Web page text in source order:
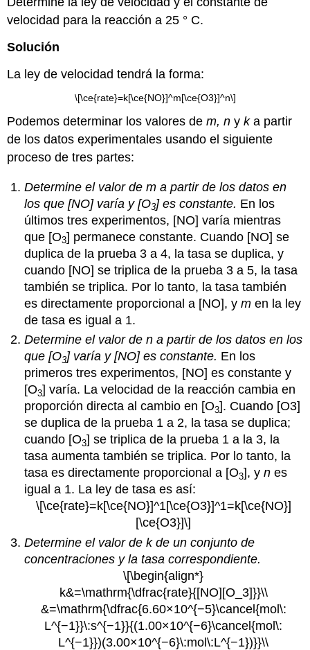
velocidad para la reacción a 25 ° C.
Solución
La ley de velocidad tendrá la forma:
\[\ce{rate}=k[\ce{NO}]^m[\ce{O3}]^n\]
Podemos determinar los valores dem, n yka partir
de los datos experimentales usando el siguiente
proceso de tres partes:
Determine el valor de m a partir de los datos en
los que [NO] varía y [O3] es constante. En los
últimos tres experimentos, [NO] varía mientras
que [O3] permanece constante. Cuando [NO] se
duplica de la prueba 3 a 4, la tasa se duplica, y
cuando [NO] se triplica de la prueba 3 a 5, la tasa
también se triplica. Por lo tanto, la tasa también
es directamente proporcional a [NO], ym en la ley
de tasa es igual a 1.
Determine el valor de n a partir de los datos en los
que [O3] varía y [NO] es constante. En los
primeros tres experimentos, [NO] es constante y
[O3] varía. La velocidad de la reacción cambia en
proporción directa al cambio en [O3]. Cuando [O3]
se duplica de la prueba 1 a 2, la tasa se duplica;
cuando [O3] se triplica de la prueba 1 a la 3, la
tasa aumenta también se triplica. Por lo tanto, la
tasa es directamente proporcional a [O3], yn es
igual a 1. La ley de tasa es así:
\[\ce{rate}=k[\ce{NO}]^1[\ce{O3}]^1=k[\ce{NO}]
[\ce{O3}]\]
Determine el valor de k de un conjunto de
concentraciones y la tasa correspondiente.
\[\begin{align*}
k&=\mathrm{\dfrac{rate}{[NO][O_3]}}\\
&=\mathrm{\dfrac{6.60×10^{−5}\cancel{mol\:
L^{−1}}\:s^{−1}}{(1.00×10^{−6}\cancel{mol\:
L^{−1}})(3.00×10^{−6}\:mol\:L^{−1})}}\\